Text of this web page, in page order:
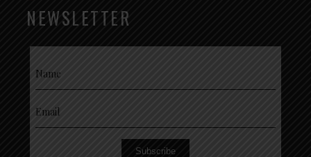
NEWSLETTER
Subscribe